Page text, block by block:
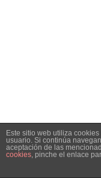
Este sitio web utiliza
usuario. Si continúa
aceptación de las
cookies, pinche el enlace